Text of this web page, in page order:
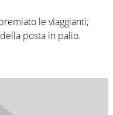
le viaggianti;
posta in palio.